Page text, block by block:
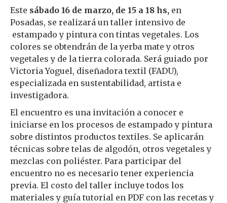
Este sábado 16 de marzo, de 15 a 18 hs, en
Posadas, se realizará un taller intensivo de
estampado y pintura con tintas vegetales. Los
colores se obtendrán de la yerba mate y otros
vegetales y de la tierra colorada. Será guiado por
Victoria Yoguel, diseñadora textil (FADU),
especializada en sustentabilidad, artista e
investigadora.
El encuentro es una invitación a conocer e
iniciarse en los procesos de estampado y pintura
sobre distintos productos textiles. Se aplicarán
técnicas sobre telas de algodón, otros vegetales y
mezclas con poliéster. Para participar del
encuentro no es necesario tener experiencia
previa. El costo del taller incluye todos los
materiales y guía tutorial en PDF con las recetas y